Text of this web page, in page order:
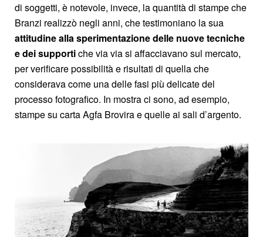
di soggetti, è notevole, invece, la quantità di stampe che
Branzi realizzò negli anni, che testimoniano la sua
attitudine alla sperimentazione delle nuove tecniche
e dei supportiche via via si affacciavano sul mercato,
per verificare possibilità e risultati di quella che
considerava come una delle fasi più delicate del
processo fotografico. In mostra ci sono, ad esempio,
stampe su carta Agfa Brovira e quelle ai sali d’argento.